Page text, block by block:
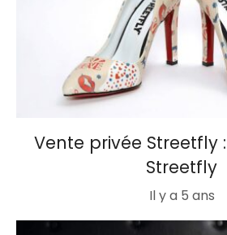
Vente privée Streetfly
Streetfly
Il y a 5 ans